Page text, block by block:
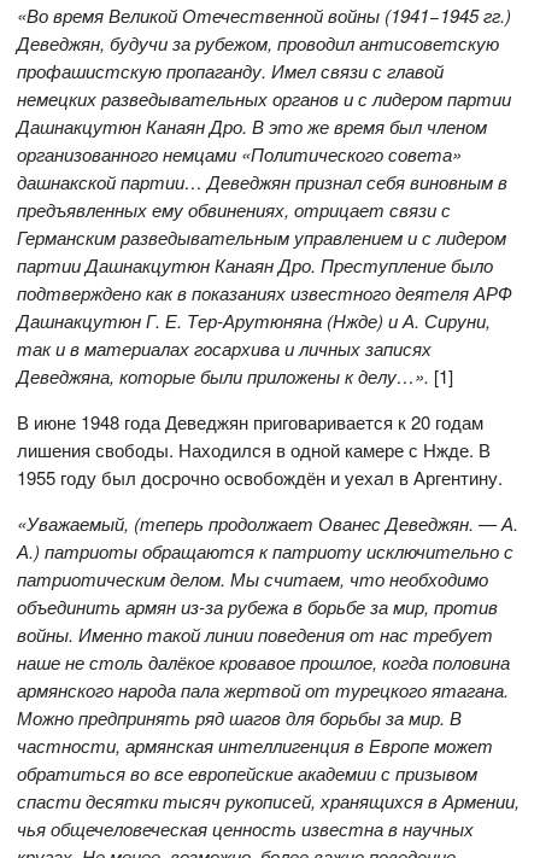
«Во время Великой Отечественной войны (1941−1945 гг.)
Деведжян, будучи за рубежом, проводил антисоветскую
профашистскую пропаганду. Имел связи с главой
немецких разведывательных органов и с лидером партии
Дашнакцутюн Канаян Дро. В это же время был членом
организованного немцами «Политического совета»
дашнакской партии… Деведжян признал себя виновным в
предъявленных ему обвинениях, отрицает связи с
Германским разведывательным управлением и с лидером
партии Дашнакцутюн Канаян Дро. Преступление было
подтверждено как в показаниях известного деятеля АРФ
Дашнакцутюн Г. Е. Тер-Арутюняна (Нжде) и А. Сируни,
так и в материалах госархива и личных записях
Деведжяна, которые были приложены к делу…». [1]
В июне 1948 года Деведжян приговаривается к 20 годам
лишения свободы. Находился в одной камере с Нжде. В
1955 году был досрочно освобождён и уехал в Аргентину.
«Уважаемый, (теперь продолжает Ованес Деведжян. — А.
А.) патриоты обращаются к патриоту исключительно с
патриотическим делом. Мы считаем, что необходимо
объединить армян из-за рубежа в борьбе за мир, против
войны. Именно такой линии поведения от нас требует
наше не столь далёкое кровавое прошлое, когда половина
армянского народа пала жертвой от турецкого ятагана.
Можно предпринять ряд шагов для борьбы за мир. В
частности, армянская интеллигенция в Европе может
обратиться во все европейские академии с призывом
спасти десятки тысяч рукописей, хранящихся в Армении,
чья общечеловеческая ценность известна в научных